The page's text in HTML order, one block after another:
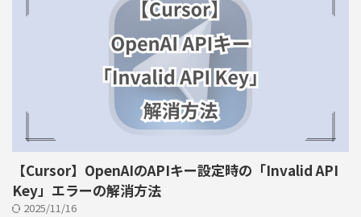
【Cursor】OpenAIのAPIキー設定時の「Invalid API
Key」エラーの解消方法
2025/11/16